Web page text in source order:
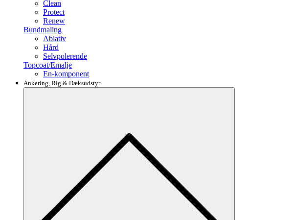
Clean
Protect
Renew
Bundmaling
Ablativ
Hård
Selvpolerende
Topcoat/Emalje
En-komponent
Ankering, Rig & Dæksudstyr